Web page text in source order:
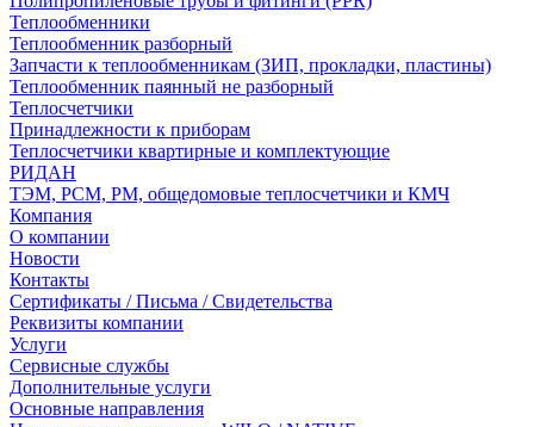
Теплообменники
Теплообменник разборный
Запчасти к теплообменникам (ЗИП, прокладки, пластины)
Теплообменник паянный не разборный
Теплосчетчики
Принадлежности к приборам
Теплосчетчики квартирные и комплектующие
РИДАН
ТЭМ, РСМ, РМ, общедомовые теплосчетчики и КМЧ
Компания
О компании
Новости
Контакты
Сертификаты / Письма / Свидетельства
Реквизиты компании
Услуги
Сервисные службы
Дополнительные услуги
Основные направления